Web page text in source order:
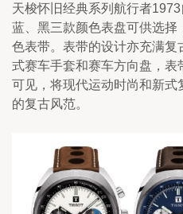
天梭怀旧经典系列航行者1973
蓝、黑三款颜色表盘可供选
色表带。表带的设计亦充满
式赛车手套和赛车方向盘，表
可见，将现代运动时尚和新
的复古风范。